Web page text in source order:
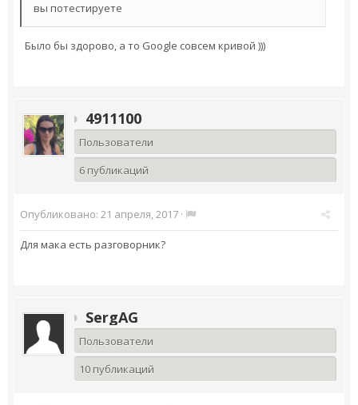
вы потестируете
Было бы здорово, а то Google совсем кривой )))
4911100
Пользователи
6 публикаций
Опубликовано: 21 апреля, 2017 ·
Для мака есть разговорник?
SergAG
Пользователи
10 публикаций